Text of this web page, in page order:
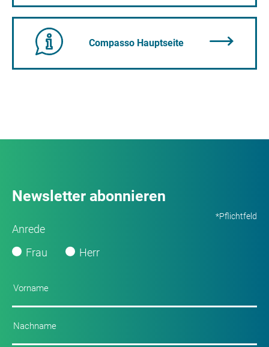
Compasso Hauptseite
Newsletter abonnieren
*Pflichtfeld
Anrede
Frau
Herr